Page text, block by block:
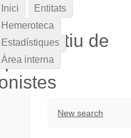
Col·lectiu de
New search
Inici
Entitats
Hemeroteca
Estadístiques
Àrea interna